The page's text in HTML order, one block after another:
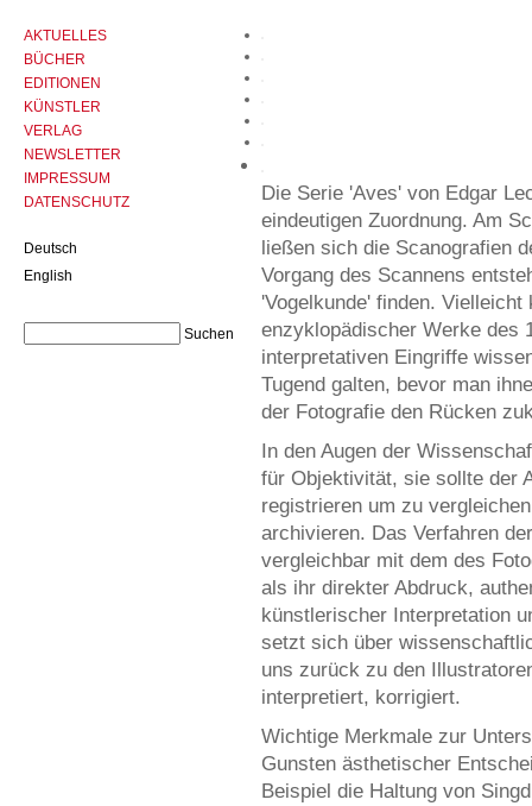
Die Serie 'Aves' von Edgar
eindeutigen Zuordnung. Am
ließen sich die Scanografien
Vorgang des Scannens
'Vogelkunde' finden.
enzyklopädischer Werke des
interpretativen Eingriffe
Tugend galten, bevor man
der Fotografie den Rücken
In den Augen der
für Objektivität, sie sollte der
registrieren um zu
archivieren. Das Verfahren
vergleichbar mit dem des
als ihr direkter Abdruck,
künstlerischer Interpretation
setzt sich über
uns zurück zu den
interpretiert, korrigiert.
Wichtige Merkmale zur
Gunsten ästhetischer
Beispiel die Haltung von
AKTUELLES
BÜCHER
EDITIONEN
KÜNSTLER
VERLAG
NEWSLETTER
IMPRESSUM
DATENSCHUTZ
Deutsch
English